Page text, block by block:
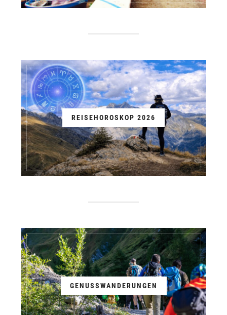
REISEHOROSKOP 2026
GENUSSWANDERUNGEN